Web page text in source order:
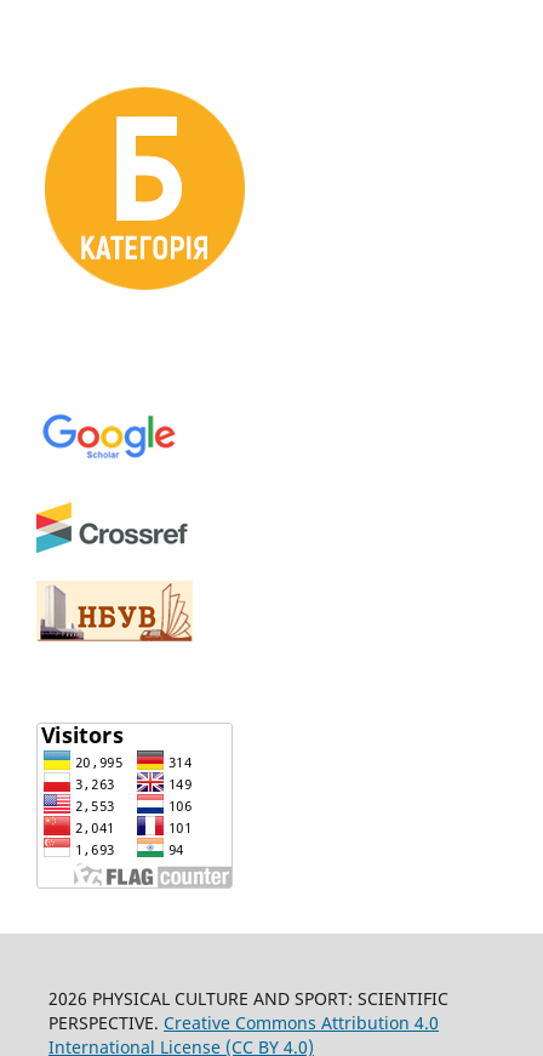
2026 PHYSICAL CULTURE AND SPORT: SCIENTIFIC
PERSPECTIVE. Creative Commons Attribution 4.0
International License (CC BY 4.0)